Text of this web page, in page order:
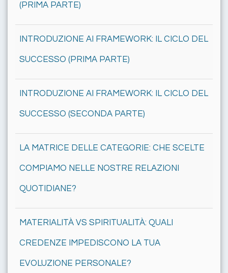
(PRIMA PARTE)
INTRODUZIONE AI FRAMEWORK: IL CICLO DEL
SUCCESSO (PRIMA PARTE)
INTRODUZIONE AI FRAMEWORK: IL CICLO DEL
SUCCESSO (SECONDA PARTE)
LA MATRICE DELLE CATEGORIE: CHE SCELTE
COMPIAMO NELLE NOSTRE RELAZIONI
QUOTIDIANE?
MATERIALITÀ VS SPIRITUALITÀ: QUALI
CREDENZE IMPEDISCONO LA TUA
EVOLUZIONE PERSONALE?